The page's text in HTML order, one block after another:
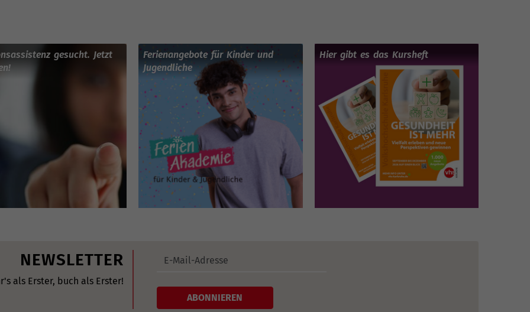
gesucht. Jetzt
Ferienangebote für Kinder und
Jugendliche
Hier gibt es das Kursheft
NEWSLETTER
als Erster, buch als Erster!
ABONNIEREN